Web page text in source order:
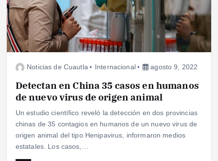
Noticias de Cuautla Internacional agosto 9, 2022
Detectan en China 35 casos en humanos
de nuevo virus de origen animal
Un estudio científico reveló la detección en dos provincias
chinas de 35 contagios en humanos de un nuevo virus de
origen animal del tipo Henipavirus, informaron medios
estatales. Los casos,…